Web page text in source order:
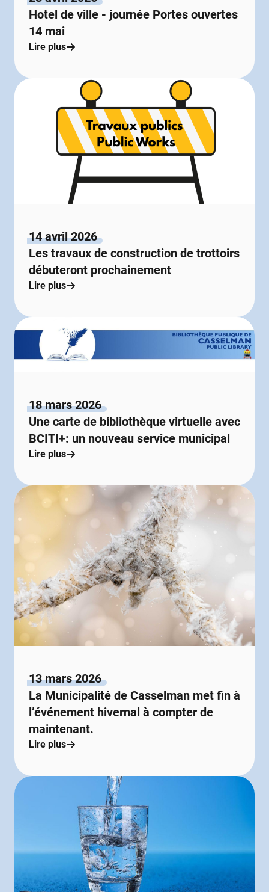
Hotel de ville - journée Portes ouvertes
14 mai
Lire plus
14 avril 2026
Les travaux de construction de trottoirs
débuteront prochainement
Lire plus
18 mars 2026
Une carte de bibliothèque virtuelle avec
BCITI+: un nouveau service municipal
Lire plus
13 mars 2026
La Municipalité de Casselman met fin à
l’événement hivernal à compter de
maintenant.
Lire plus